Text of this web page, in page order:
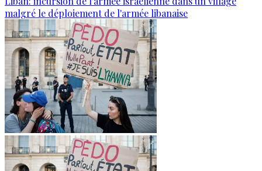
malgré le déploiement de l'armée libanaise